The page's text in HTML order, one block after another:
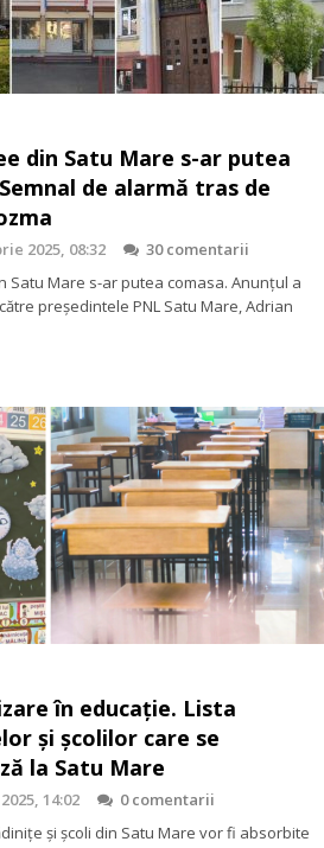
din Satu Mare s-ar putea
de alarmă tras de
2025, 08:32
30 comentarii
Satu Mare s-ar putea comasa. Anunţul a
preşedintele PNL Satu Mare, Adrian
în educație. Lista
și școlilor care se
la Satu Mare
14:02
0 comentarii
și școli din Satu Mare vor fi absorbite